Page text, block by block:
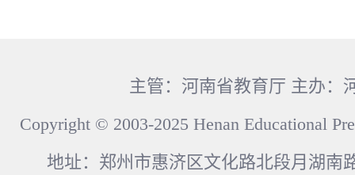
主管：河南省教育厅 主办：
Copyright © 2003-2025 Henan Educational
地址：郑州市惠济区文化路北段月湖南